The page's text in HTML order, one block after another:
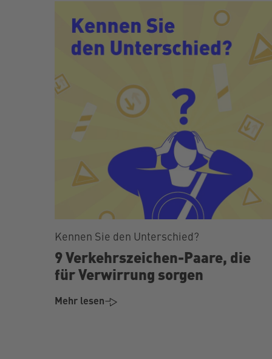
Kennen Sie den Unterschied?
9 Verkehrszeichen-Paare, die
für Verwirrung sorgen
Mehr lesen